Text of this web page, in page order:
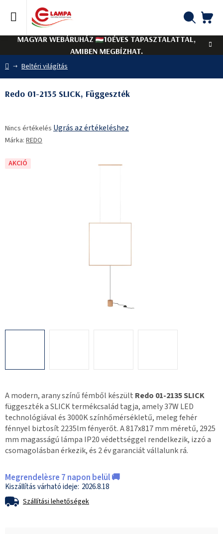
tartalomhoz
MAGYAR WEBÁRUHÁZ
10ÉVES TAPASZTALATTAL,
AMIBEN MEGBÍZHAT.
Kezdőlap
Beltéri világítás
A modern, arany színű fémből készült Redo 01-2135 SLICK
függeszték a SLICK termékcsalád tagja, amely 37W LED
technológiával és 3000K színhőmérsékletű, meleg fehér
fénnyel biztosít 2235lm fényerőt. A 817x817 mm méretű, 2925
mm magasságú lámpa IP20 védettséggel rendelkezik, izzó a
csomagolásban érkezik, és 2 év garanciát vállalunk rá.
Megrendelèsre 7 napon belül 🚚
2026.8.18
Szállítási lehetőségek
Redo 01-2135 SLICK, Függeszték
termék
átlagos
5-
Nincs értékelés Ugrás az értékeléshez
Márka: REDO
AKCIÓ